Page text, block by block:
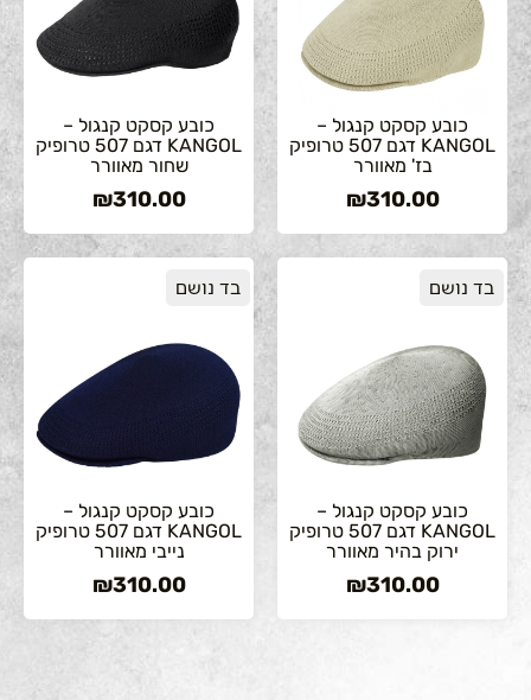
כובע קסקט קנגול –
KANGOL דגם 507 טרופיק
בז' מאוורר
₪310.00
כובע קסקט קנגול –
KANGOL דגם 507 טרופיק
שחור מאוורר
₪310.00
בד נושם
כובע קסקט קנגול –
KANGOL דגם 507 טרופיק
ירוק בהיר מאוורר
₪310.00
בד נושם
כובע קסקט קנגול –
KANGOL דגם 507 טרופיק
נייבי מאוורר
₪310.00